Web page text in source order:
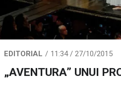
EDITORIAL 11:34 / 27/10/2015
„AVENTURA” UNUI